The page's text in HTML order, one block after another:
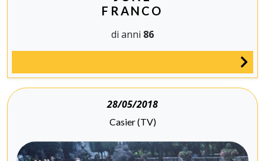
FRANCO
di anni 86
28/05/2018
Casier (TV)